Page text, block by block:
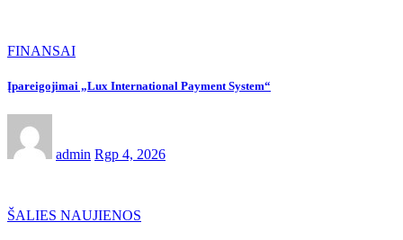
FINANSAI
Įpareigojimai „Lux International Payment System“
admin Rgp 4, 2026
ŠALIES NAUJIENOS